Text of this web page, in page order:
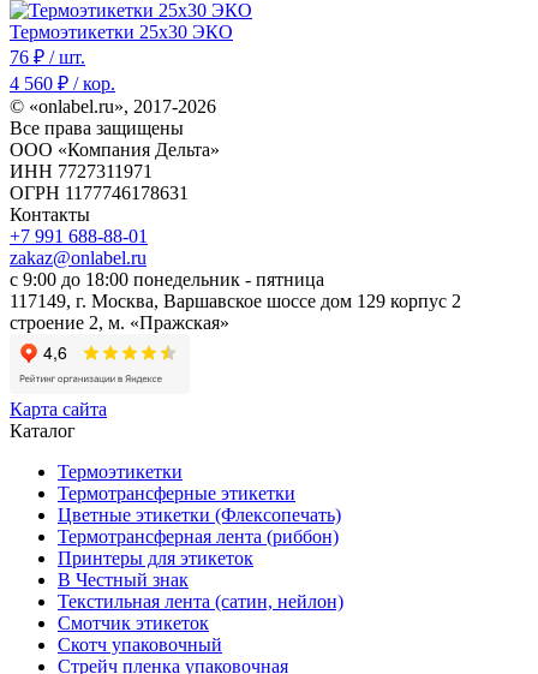
Термоэтикетки 25x30 ЭКО
76 ₽ / шт.
4 560 ₽ / кор.
© «onlabel.ru», 2017-2026
Все права защищены
ООО «Компания Дельта»
ИНН 7727311971
ОГРН 1177746178631
Контакты
+7 991 688-88-01
zakaz@onlabel.ru
с 9:00 до 18:00 понедельник - пятница
117149, г. Москва, Варшавское шоссе дом 129 корпус 2
строение 2, м. «Пражская»
Карта сайта
Каталог
Термоэтикетки
Термотрансферные этикетки
Цветные этикетки (Флексопечать)
Термотрансферная лента (риббон)
Принтеры для этикеток
В Честный знак
Текстильная лента (сатин, нейлон)
Смотчик этикеток
Скотч упаковочный
Стрейч пленка упаковочная